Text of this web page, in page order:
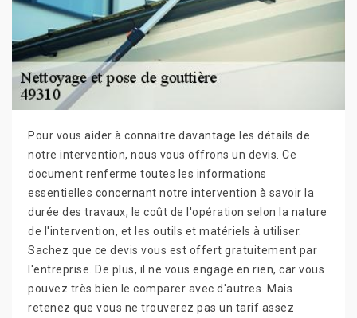
Pour vous aider à connaitre davantage les détails de
notre intervention, nous vous offrons un devis. Ce
document renferme toutes les informations
essentielles concernant notre intervention à savoir la
durée des travaux, le coût de l'opération selon la nature
de l'intervention, et les outils et matériels à utiliser.
Sachez que ce devis vous est offert gratuitement par
l'entreprise. De plus, il ne vous engage en rien, car vous
pouvez très bien le comparer avec d'autres. Mais
retenez que vous ne trouverez pas un tarif assez